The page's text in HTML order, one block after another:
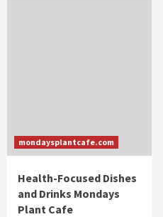
mondaysplantcafe.com
Health-Focused Dishes
and Drinks Mondays
Plant Cafe